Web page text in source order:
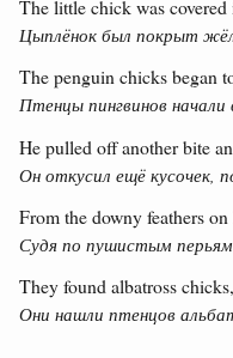
The little chick was
Цыплёнок был покрыт
The penguin chicks began
Птенцы пингвинов начали
He pulled off another bite
Он откусил ещё кусочек,
From the downy feathers
Судя по пушистым
They found albatross
Они нашли птенцов